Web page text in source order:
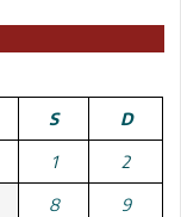
S D
1 2
8 9